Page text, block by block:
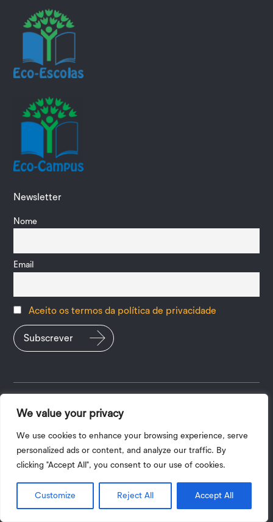
We value your privacy
We use cookies to enhance your browsing experience, serve
personalized ads or content, and analyze our traffic. By
clicking "Accept All", you consent to our use of cookies.
Customize Reject All Accept All
Newsletter
Nome
Email
Aceito os termos da política de privacidade
Política de Privacidade|
Copyright UPV
A tradução do site para outros idiomas é automática, pelo que
alguns aspetos poderão não ser fidedignos.